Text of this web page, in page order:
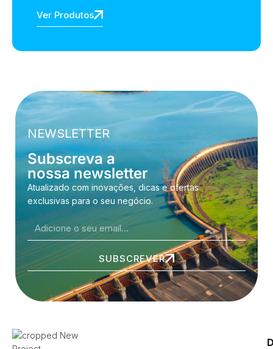
Ver Produtos
NEWSLETTER
Subscreva a
nossa newsletter
Atualizado com inovações, dicas e ofertas
exclusivas para o seu negócio.
SUBSCREVER